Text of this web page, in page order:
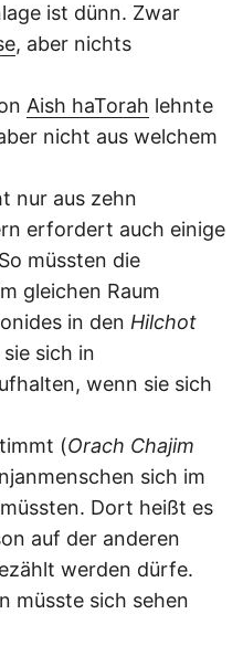
ist dünn. Zwar
, aber nichts
Aish haTorah lehnte
nicht aus welchem
nur aus zehn
erfordert auch einige
müssten die
gleichen Raum
in den Hilchot
sich in
wenn sie sich
(Orach Chajim
sich im
Dort heißt es
auf der anderen
werden dürfe.
müsste sich sehen